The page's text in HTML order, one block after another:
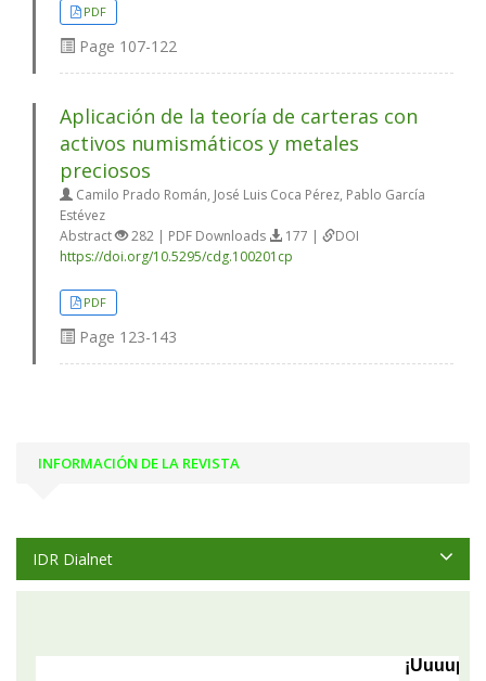
PDF
Page 107-122
Aplicación de la teoría de carteras con
activos numismáticos y metales
preciosos
Camilo Prado Román, José Luis Coca Pérez, Pablo García
Estévez
Abstract
282 | PDF Downloads 177 |
DOI
https://doi.org/10.5295/cdg.100201cp
PDF
Page 123-143
INFORMACIÓN DE LA REVISTA
IDR Dialnet